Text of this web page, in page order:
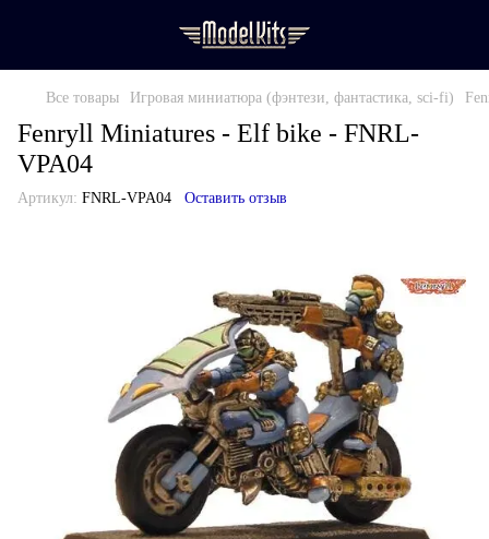
Все товары Игровая миниатюра (фэнтези, фантастика, sci-fi)
Fenryll Miniatures - Elf bike - FNRL-
VPA04
Артикул: FNRL-VPA04 Оставить отзыв